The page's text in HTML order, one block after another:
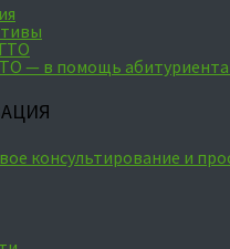
— в помощь
консультирование и